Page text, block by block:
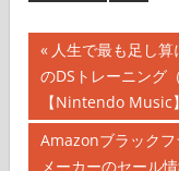
投
稿
ナ
前
の
記
事:
人生で最も足し
のDSトレーニング
【Nintendo Music】
次
の
Amazonブラック
メーカーのセール